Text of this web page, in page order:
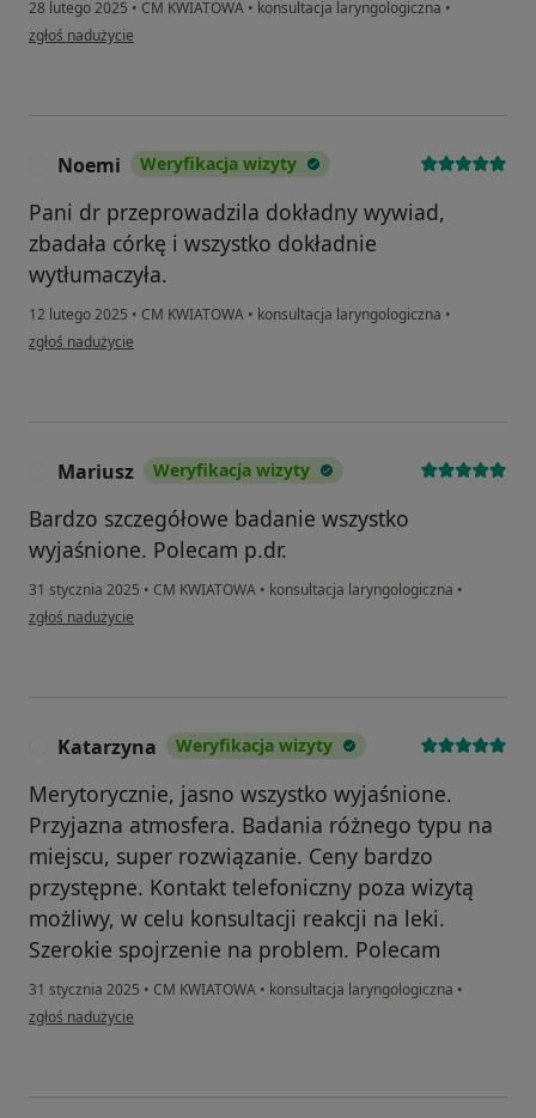
28 lutego 2025 • CM KWIATOWA • konsultacja laryngologiczna •
w opinii użytkownika Katarzyna
zgłoś nadużycie
Noemi Weryfikacja wizyty
Pani dr przeprowadzila dokładny wywiad,
zbadała córkę i wszystko dokładnie
wytłumaczyła.
12 lutego 2025 • CM KWIATOWA • konsultacja laryngologiczna •
w opinii użytkownika Noemi
zgłoś nadużycie
Mariusz Weryfikacja wizyty
Bardzo szczegółowe badanie wszystko
wyjaśnione. Polecam p.dr.
31 stycznia 2025 • CM KWIATOWA • konsultacja laryngologiczna •
w opinii użytkownika Mariusz
zgłoś nadużycie
Katarzyna Weryfikacja wizyty
Merytorycznie, jasno wszystko wyjaśnione.
Przyjazna atmosfera. Badania różnego typu na
miejscu, super rozwiązanie. Ceny bardzo
przystępne. Kontakt telefoniczny poza wizytą
możliwy, w celu konsultacji reakcji na leki.
Szerokie spojrzenie na problem. Polecam
31 stycznia 2025 • CM KWIATOWA • konsultacja laryngologiczna •
w opinii użytkownika Katarzyna
zgłoś nadużycie